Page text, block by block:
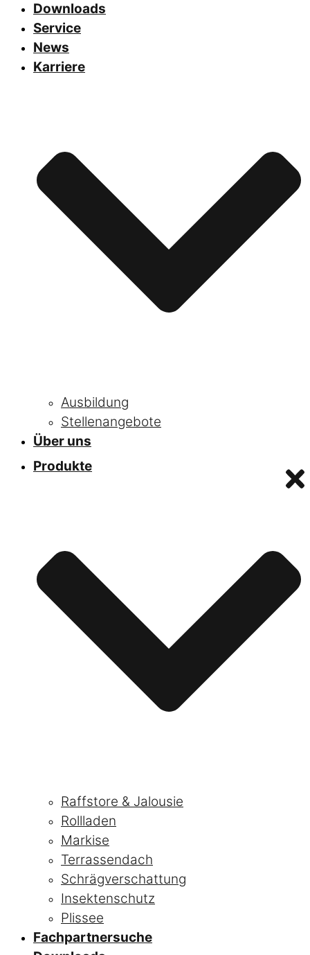
Downloads
Service
News
Karriere
Ausbildung
Stellenangebote
Über uns
Produkte
Raffstore & Jalousie
Rollladen
Markise
Terrassendach
Schrägverschattung
Insektenschutz
Plissee
Fachpartnersuche